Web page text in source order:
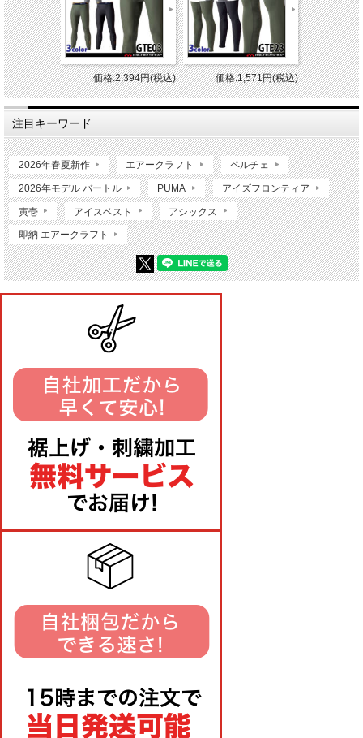
価格:2,394円(税込) 価格:1,571円(税込)
注目キーワード
2026年春夏新作 エアークラフト ペルチェ
2026年モデル バートル PUMA アイズフロンティア
寅壱 アイスベスト アシックス
即納 エアークラフト